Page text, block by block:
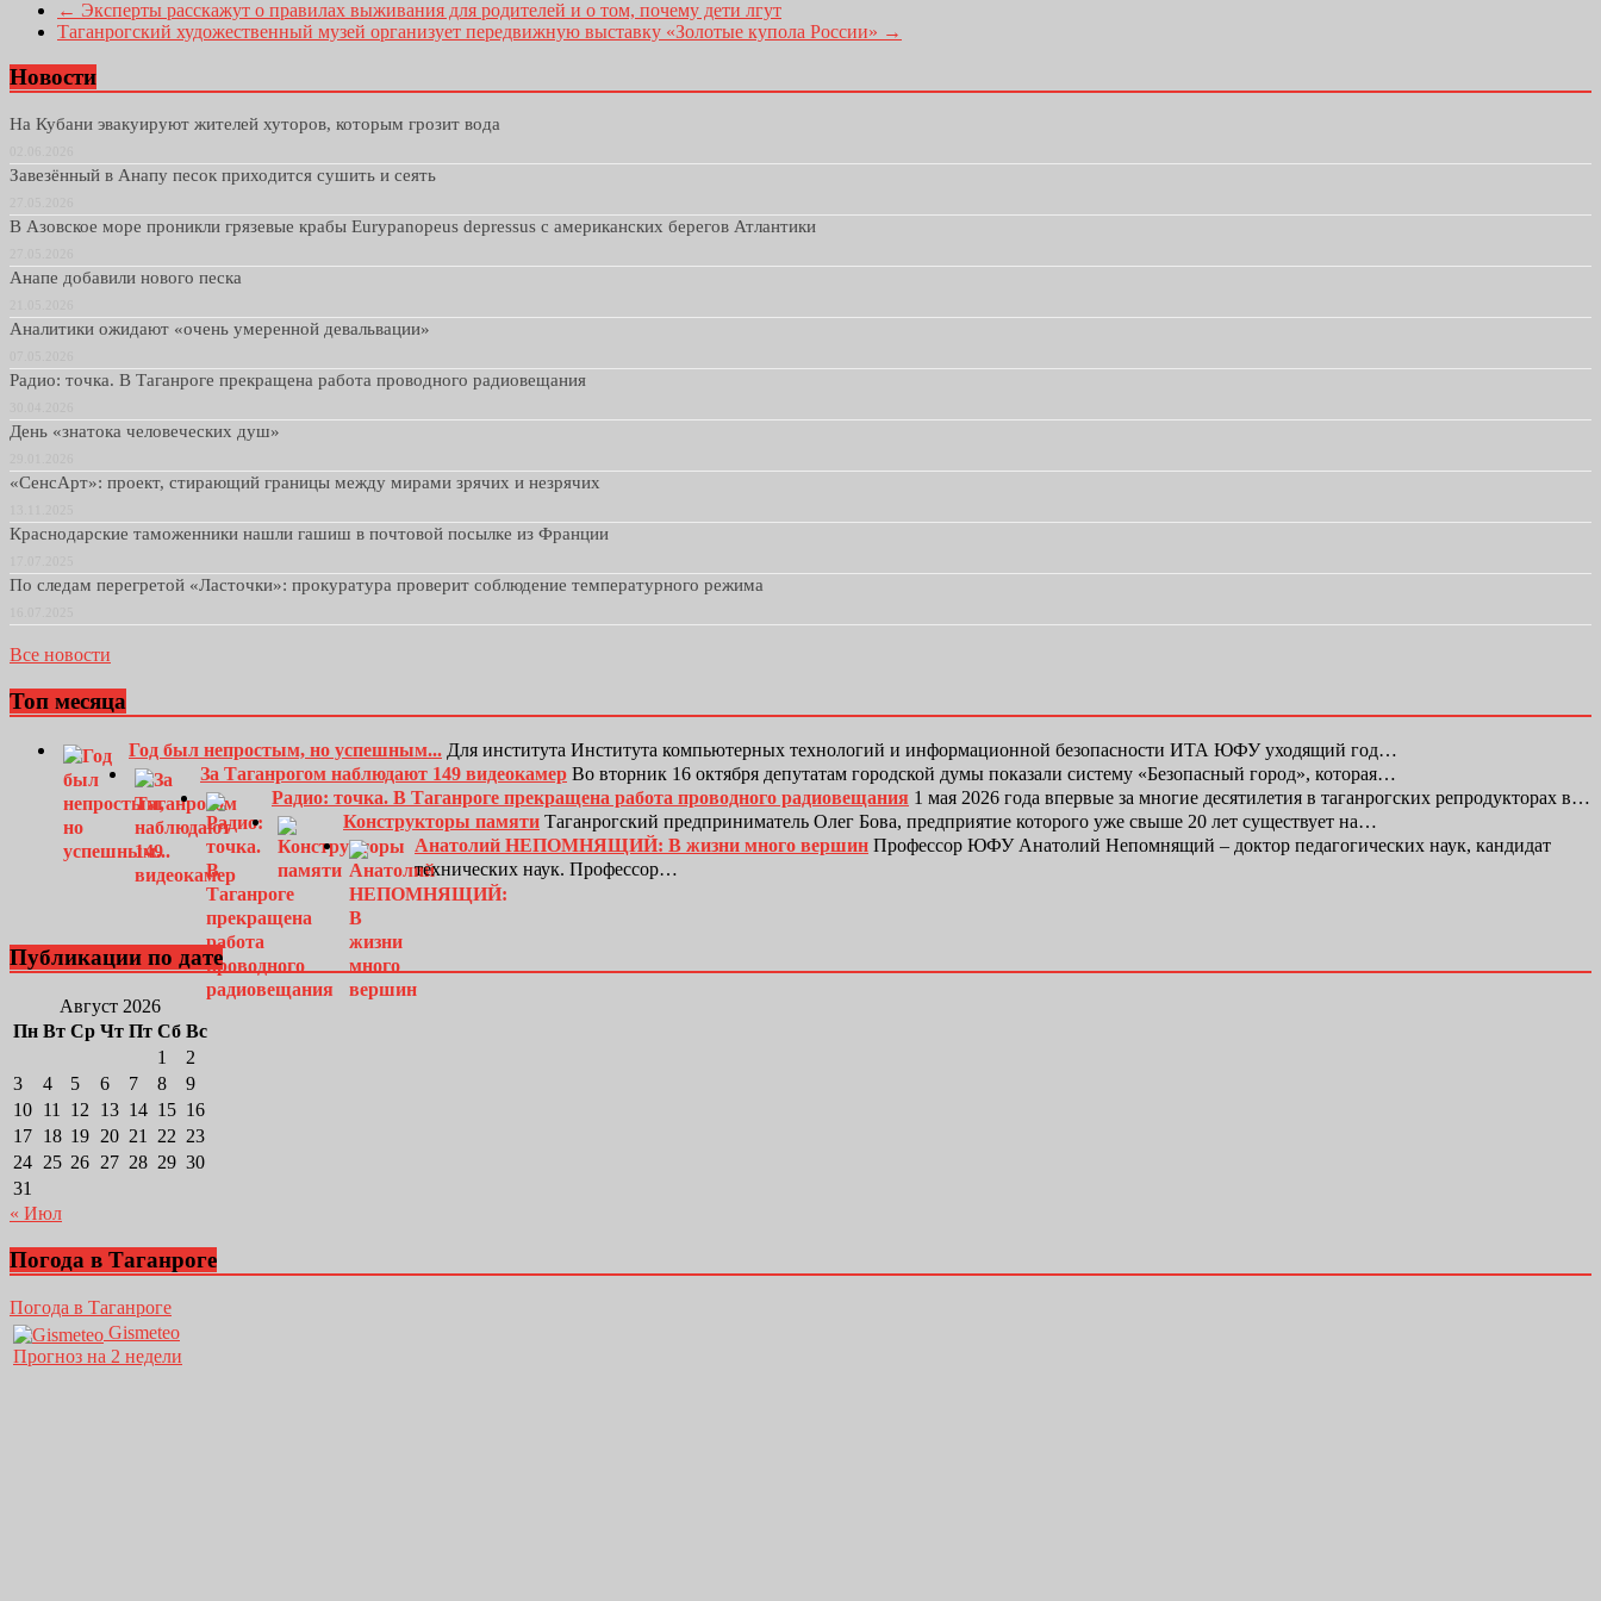
← Эксперты расскажут о правилах выживания для родителей и о том, почему дети лгут
Таганрогский художественный музей организует передвижную выставку «Золотые купола России» →
Новости
На Кубани эвакуируют жителей хуторов, которым грозит вода
Завезённый в Анапу песок приходится сушить и сеять
В Азовское море проникли грязевые крабы Eurypanopeus depressus с американских берегов Атлантики
Анапе добавили нового песка
Аналитики ожидают «очень умеренной девальвации»
Радио: точка. В Таганроге прекращена работа проводного радиовещания
День «знатока человеческих душ»
«СенсАрт»: проект, стирающий границы между мирами зрячих и незрячих
Краснодарские таможенники нашли гашиш в почтовой посылке из Франции
По следам перегретой «Ласточки»: прокуратура проверит соблюдение температурного режима
Все новости
Топ месяца
Год был непростым, но успешным... Для института Института компьютерных технологий и информационной безопасности ИТА ЮФУ уходящий год…
За Таганрогом наблюдают 149 видеокамер Во вторник 16 октября депутатам городской думы показали систему «Безопасный город», которая…
Радио: точка. В Таганроге прекращена работа проводного радиовещания 1 мая 2026 года впервые за многие десятилетия в таганрогских репродукторах в…
Конструкторы памяти Таганрогский предприниматель Олег Бова, предприятие которого уже свыше 20 лет существует на…
Анатолий НЕПОМНЯЩИЙ: В жизни много вершин Профессор ЮФУ Анатолий Непомнящий – доктор педагогических наук, кандидат
технических наук. Профессор…
Публикации по дате
Август 2026
Пн Вт Ср Чт Пт Сб Вс
1
2
3
4 5 6 7 8
9
10 11 12 13 14 15 16
17 18 19 20 21 22 23
24 25 26 27 28 29 30
31
« Июл
Погода в Таганроге
Погода в Таганроге
Gismeteo
Прогноз на 2 недели